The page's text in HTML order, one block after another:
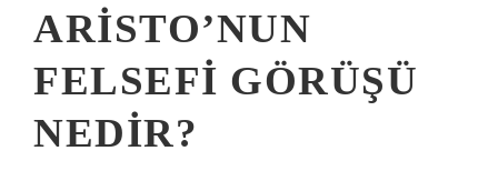
ARISTO’NUN
FELSEFI GÖRÜŞÜ
NEDIR?